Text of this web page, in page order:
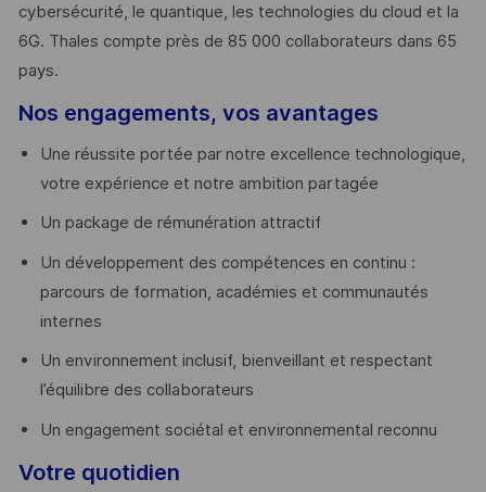
cybersécurité, le quantique, les technologies du cloud et la
6G. Thales compte près de 85 000 collaborateurs dans 65
pays. ​
Nos engagements, vos avantages
Une réussite portée par notre excellence technologique,
votre expérience et notre ambition partagée
Un package de rémunération attractif
Un développement des compétences en continu :
parcours de formation, académies et communautés
internes
Un environnement inclusif, bienveillant et respectant
l’équilibre des collaborateurs
Un engagement sociétal et environnemental reconnu
Votre quotidien